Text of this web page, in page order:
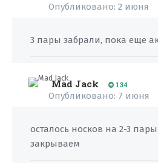
Опубликовано: 2 июня
3 пары забрали, пока еще
Mad Jack 134
Опубликовано: 7 июня
осталось носков на 2-3
закрываем